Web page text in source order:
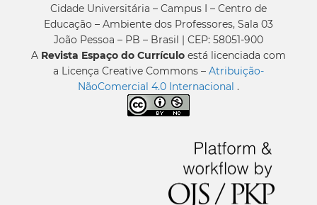
Cidade Universitária – Campus I – Centro de
Educação – Ambiente dos Professores, Sala 03
João Pessoa – PB – Brasil | CEP: 58051-900
A Revista Espaço do Currículo está licenciada com
a Licença Creative Commons – Atribuição-
NãoComercial 4.0 Internacional .